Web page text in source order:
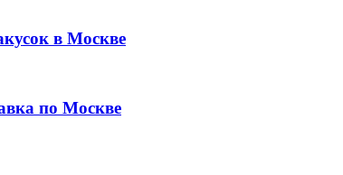
в Москве
по Москве